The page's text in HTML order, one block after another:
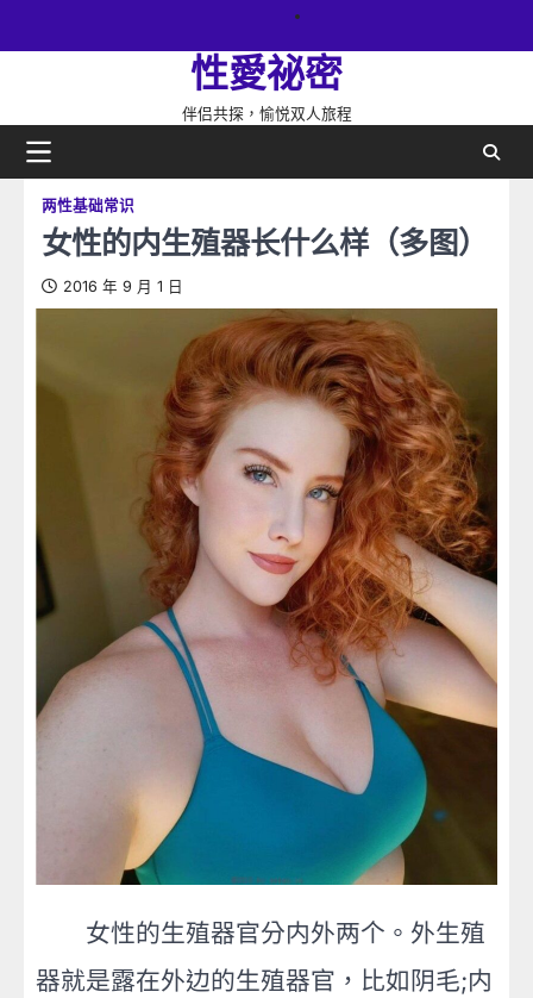
網
性愛祕密
伴侣共探，愉悦双人旅程
两性基础常识
女性的内生殖器长什么样（多图）
2016 年 9 月 1 日
女性的生殖器官分内外两个。外生殖
器就是露在外边的生殖器官，比如阴毛;内